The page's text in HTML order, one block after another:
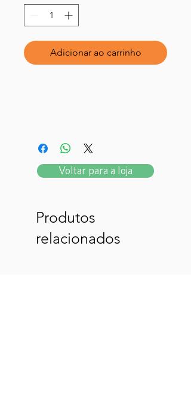
Adicionar ao carrinho
Voltar para a loja
Produtos
relacionados